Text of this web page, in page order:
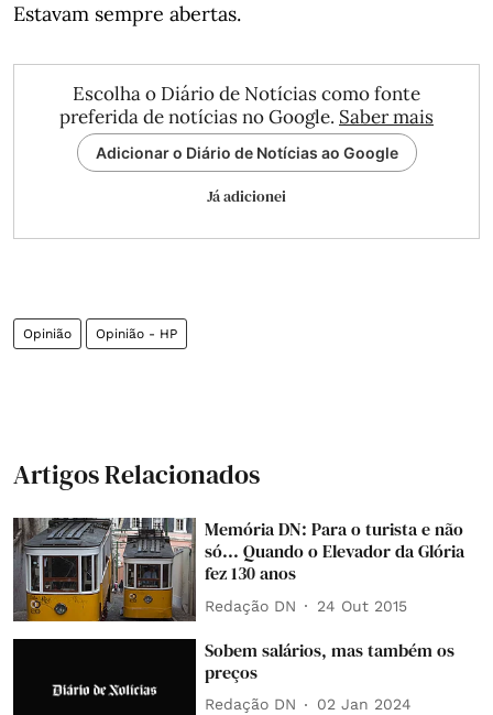
Estavam sempre abertas.
Escolha o Diário de Notícias como fonte
preferida de notícias no Google. Saber mais
Adicionar o Diário de Notícias ao Google
Já adicionei
Opinião Opinião - HP
Artigos Relacionados
Memória DN: Para o turista e não
só... Quando o Elevador da Glória
fez 130 anos
Redação DN 24 Out 2015
Sobem salários, mas também os
preços
Redação DN 02 Jan 2024